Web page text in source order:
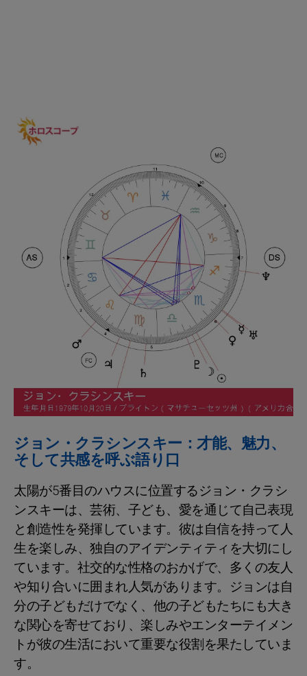
ジョン・クラシンスキー：才能、魅力、
そして共感を呼ぶ語り口
太陽が5番目のハウスに位置するジョン・クラシ
ンスキーは、芸術、子ども、愛を通じて自己表現
と創造性を発揮しています。彼は自信を持って人
生を楽しみ、独自のアイデンティティを大切にし
ています。社交的な性格のおかげで、多くの友人
や知り合いに囲まれ人気があります。ジョンは自
分の子どもだけでなく、他の子どもたちにも大き
な関心を寄せており、楽しみやエンターテイメン
トが彼の生活において重要な役割を果たしていま
す。